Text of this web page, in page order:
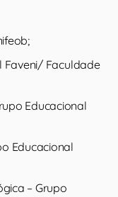
Faveni/ Faculdade
Educacional
Educacional
– Grupo